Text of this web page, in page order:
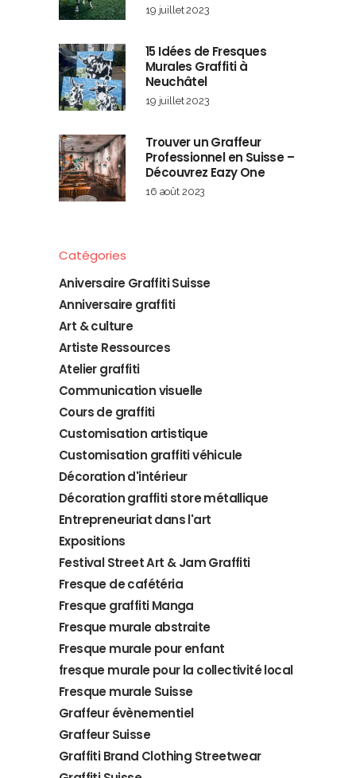
19 juillet 2023
15 Idées de Fresques
Murales Graffiti à
Neuchâtel
19 juillet 2023
Trouver un Graffeur
Professionnel en Suisse –
Découvrez Eazy One
16 août 2023
Catégories
Aniversaire Graffiti Suisse
Anniversaire graffiti
Art & culture
Artiste Ressources
Atelier graffiti
Communication visuelle
Cours de graffiti
Customisation artistique
Customisation graffiti véhicule
Décoration d'intérieur
Décoration graffiti store métallique
Entrepreneuriat dans l'art
Expositions
Festival Street Art & Jam Graffiti
Fresque de cafétéria
Fresque graffiti Manga
Fresque murale abstraite
Fresque murale pour enfant
fresque murale pour la collectivité local
Fresque murale Suisse
Graffeur évènementiel
Graffeur Suisse
Graffiti Brand Clothing Streetwear